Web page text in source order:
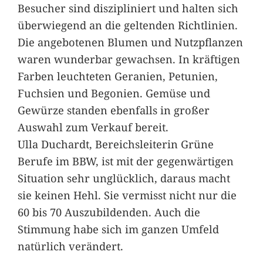
Besucher sind diszipliniert und halten sich
überwiegend an die geltenden Richtlinien.
Die angebotenen Blumen und Nutzpflanzen
waren wunderbar gewachsen. In kräftigen
Farben leuchteten Geranien, Petunien,
Fuchsien und Begonien. Gemüse und
Gewürze standen ebenfalls in großer
Auswahl zum Verkauf bereit.
Ulla Duchardt, Bereichsleiterin Grüne
Berufe im BBW, ist mit der gegenwärtigen
Situation sehr unglücklich, daraus macht
sie keinen Hehl. Sie vermisst nicht nur die
60 bis 70 Auszubildenden. Auch die
Stimmung habe sich im ganzen Umfeld
natürlich verändert.